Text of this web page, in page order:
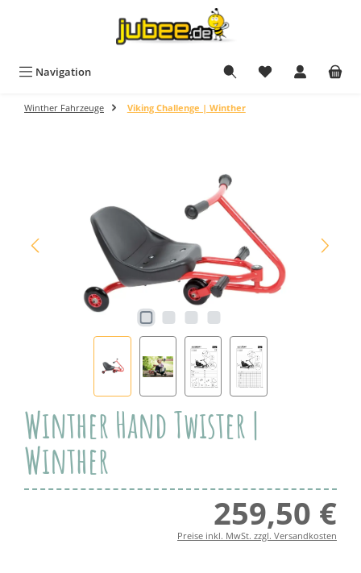
Navigation Du hast 0
Winther Fahrzeuge Viking Challenge | Winther
Winther Hand Twister |
Winther
259,50 €
Preise inkl. MwSt. zzgl. Versandkosten